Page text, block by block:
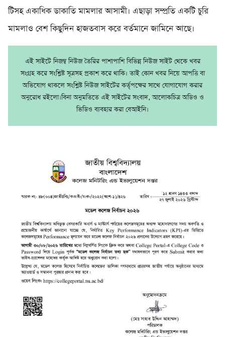
টিসহ একাধিক ডাকাতি মামলার আসামী। এছাড়া সম্প্রতি একটি চুরি
মামলাও বেশ কিছুদিন হাজতবাস করে বর্তমানে জামিনে আছে।
এই সাইটে নিজম্ব নিউজ তৈরির পাশাপাশি বিভিন্ন নিউজ সাইট থেকে খবর
সংগ্রহ করে সংশ্লিষ্ট সূত্রসহ প্রকাশ করে থাকি। তাই কোন খবর নিয়ে আপত্তি বা
অভিযোগ থাকলে সংশ্লিষ্ট নিউজ সাইটের কর্তৃপক্ষের সাথে যোগাযোগ করার
অনুরোধ রইলো।বিনা অনুমতিতে এই সাইটের সংবাদ, আলোকচিত্র অডিও ও
ভিডিও ব্যবহার করা বেআইনি।